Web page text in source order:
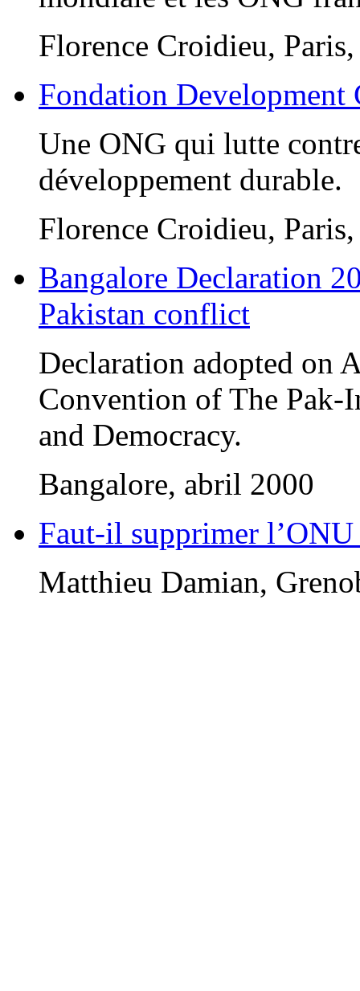
Florence Croidieu,
Fondation Development
Une ONG qui lutte
développement durable.
Florence Croidieu,
Bangalore Declaration
Pakistan conflict
Declaration adopted on
Convention of The Pak-
and Democracy.
Bangalore, abril 2000
Faut-il supprimer l’ONU
Matthieu Damian,